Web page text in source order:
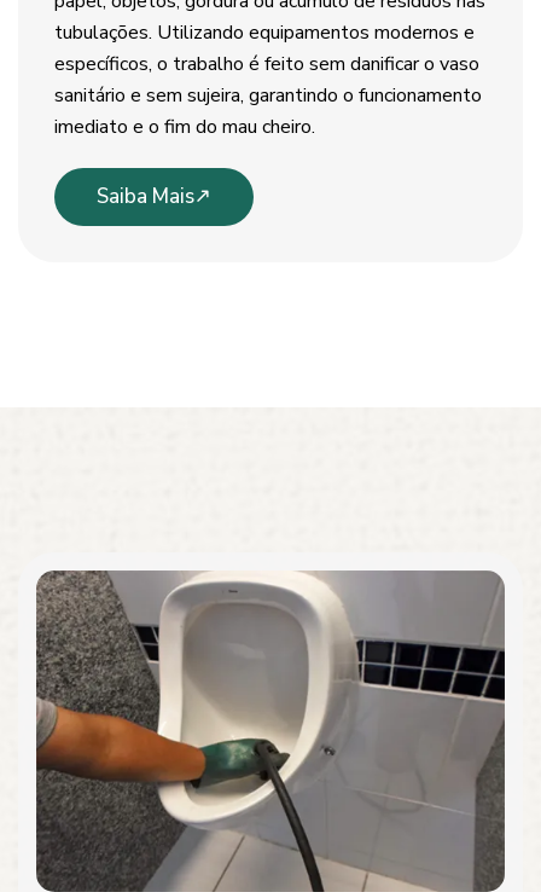
tubulações. Utilizando equipamentos modernos e
específicos, o trabalho é feito sem danificar o vaso
sanitário e sem sujeira, garantindo o funcionamento
imediato e o fim do mau cheiro.
Saiba Mais